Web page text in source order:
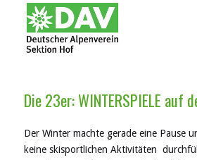
Die 23er: WINTERSPIELE auf
Der Winter machte gerade eine Pause
keine skisportlichen Aktivitäten